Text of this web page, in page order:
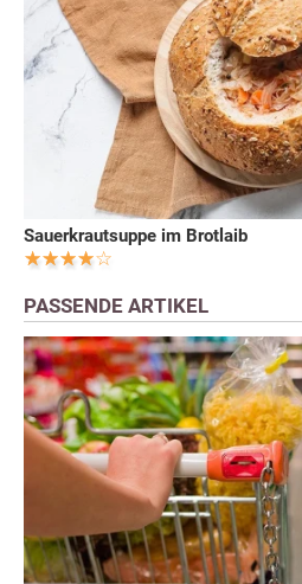
Sauerkrautsuppe im Brotlaib
PASSENDE ARTIKEL